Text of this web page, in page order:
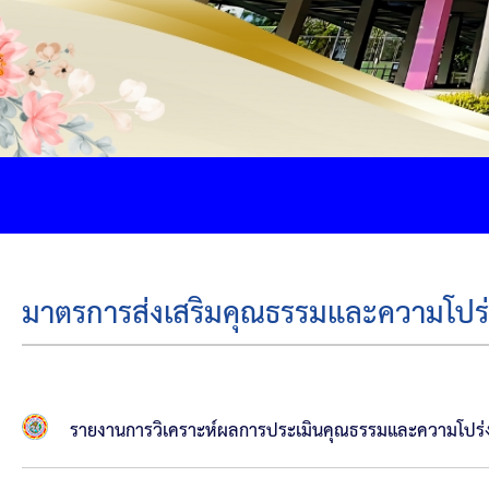
มาตรการส่งเสริมคุณธรรมและความโ
รายงานการวิเคราะห์ผลการประเมินคุณธรรมและความ